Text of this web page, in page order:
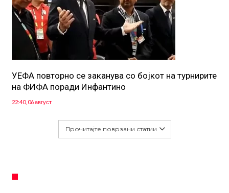
УЕФА повторно се заканува со бојкот на турнирите
на ФИФА поради Инфантино
22:40, 06 август
Прочитајте поврзани статии